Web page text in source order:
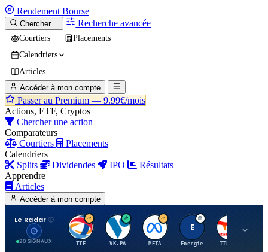
Rendement Bourse
Chercher… Recherche avancée
Courtiers
Placements
Calendriers
Articles
Accéder à mon compte
Passer au Premium — 9.99€/mois
Actions, ETF, Cryptos
Chercher une action
Comparateurs
Courtiers
Placements
Calendriers
Splits
Dividendes IPO
Résultats
Apprendre
Articles
Accéder à mon compte
Le Radar
20 SIGNAUX
T
TTE
V
VK.PA
M
META
E
Energie
T
TTE.PA